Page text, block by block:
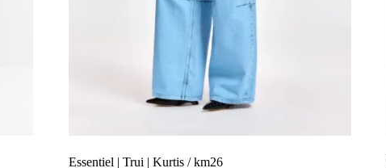
Essentiel | Trui | Kurtis / km26